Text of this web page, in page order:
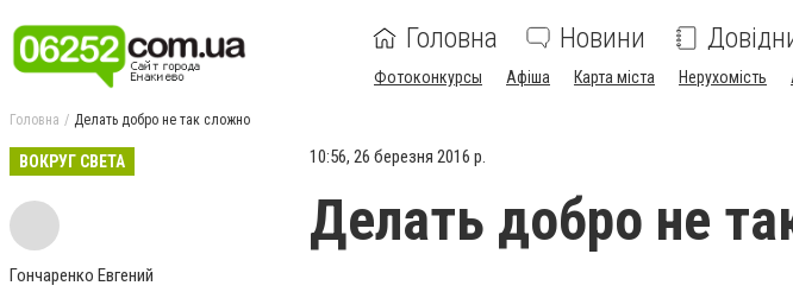
Головна Новини
Фотоконкурсы Афіша Карта міста Нерухомість
Головна Делать добро не так сложно
ВОКРУГ СВЕТА
Гончаренко Евгений
10:56, 26 березня 2016 р.
Делать добро не